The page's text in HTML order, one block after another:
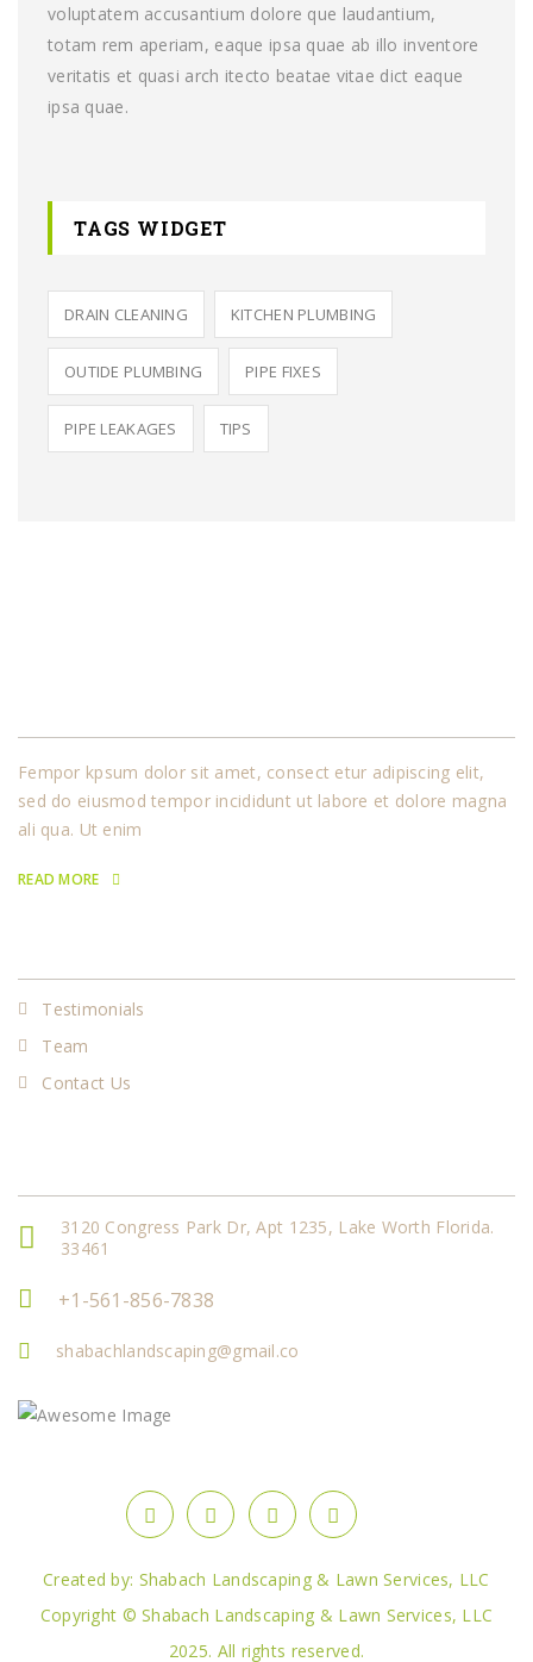
voluptatem accusantium dolore que laudantium,
totam rem aperiam, eaque ipsa quae ab illo inventore
veritatis et quasi arch itecto beatae vitae dict eaque
ipsa quae.
TAGS WIDGET
DRAIN CLEANING KITCHEN PLUMBING
OUTIDE PLUMBING PIPE FIXES
PIPE LEAKAGES TIPS
Fempor kpsum dolor sit amet, consect etur adipiscing elit,
sed do eiusmod tempor incididunt ut labore et dolore magna
ali qua. Ut enim
READ MORE
Testimonials
Team
Contact Us
3120 Congress Park Dr, Apt 1235, Lake Worth Florida.
33461
+1-561-856-7838
shabachlandscaping@gmail.co
Created by: Shabach Landscaping & Lawn Services, LLC
Copyright © Shabach Landscaping & Lawn Services, LLC
2025. All rights reserved.